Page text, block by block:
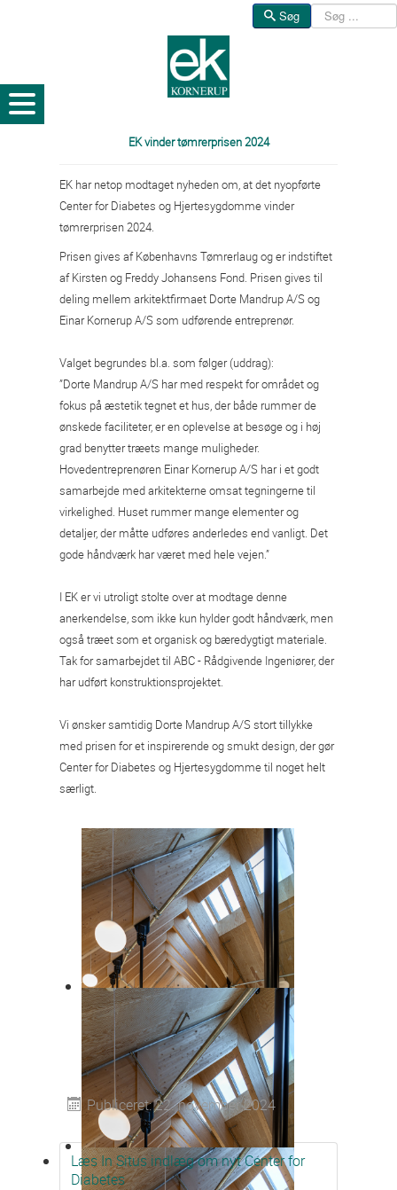
Søg Søg
EK vinder tømrerprisen 2024
EK har netop modtaget nyheden om, at det nyopførte
Center for Diabetes og Hjertesygdomme vinder
tømrerprisen 2024.
Prisen gives af Københavns Tømrerlaug og er indstiftet
af Kirsten og Freddy Johansens Fond. Prisen gives til
deling mellem arkitektfirmaet Dorte Mandrup A/S og
Einar Kornerup A/S som udførende entreprenør.
Valget begrundes bl.a. som følger (uddrag):
”Dorte Mandrup A/S har med respekt for området og
fokus på æstetik tegnet et hus, der både rummer de
ønskede faciliteter, er en oplevelse at besøge og i høj
grad benytter træets mange muligheder.
Hovedentreprenøren Einar Kornerup A/S har i et godt
samarbejde med arkitekterne omsat tegningerne til
virkelighed. Huset rummer mange elementer og
detaljer, der måtte udføres anderledes end vanligt. Det
gode håndværk har været med hele vejen.”
I EK er vi utroligt stolte over at modtage denne
anerkendelse, som ikke kun hylder godt håndværk, men
også træet som et organisk og bæredygtigt materiale.
Tak for samarbejdet til ABC - Rådgivende Ingeniører, der
har udført konstruktionsprojektet.
Vi ønsker samtidig Dorte Mandrup A/S stort tillykke
med prisen for et inspirerende og smukt design, der gør
Center for Diabetes og Hjertesygdomme til noget helt
særligt.
Publiceret: 22. november 2024
Læs In Situs indlæg om nyt Center for
Diabetes